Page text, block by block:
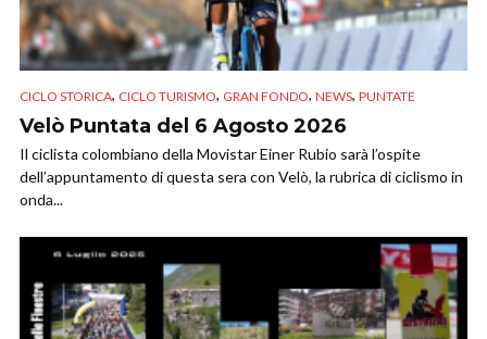
CICLO STORICA, CICLO TURISMO, GRAN FONDO, NEWS, PUNTATE
Velò Puntata del 6 Agosto 2026
Il ciclista colombiano della Movistar Einer Rubio sarà l’ospite
dell’appuntamento di questa sera con Velò, la rubrica di ciclismo in
onda...